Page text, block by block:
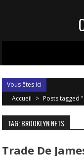
Vous êtes ici
Accueil > Posts tagged
TAG: BROOKLYN NETS
Trade De